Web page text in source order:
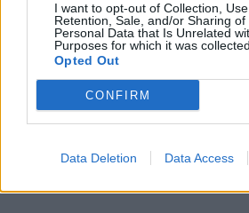
I want to opt-out of Collection, Use,
Retention, Sale, and/or Sharing of
Personal Data that Is Unrelated
Purposes for which it was collected.
Opted Out
CONFIRM
Data Deletion Data Access
Navigazione
articoli
PRECEDENTE
Final Fantasy II – Lista
Trofei